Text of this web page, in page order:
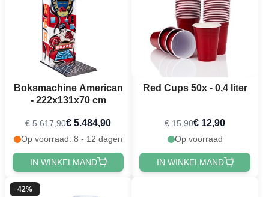
Boksmachine American
- 222x131x70 cm
€ 5.617,90€ 5.484,90
Op voorraad: 8 - 12 dagen
IN WINKELMAND
Red Cups 50x - 0,4 liter
€ 15,90€ 12,90
Op voorraad
IN WINKELMAND
42%